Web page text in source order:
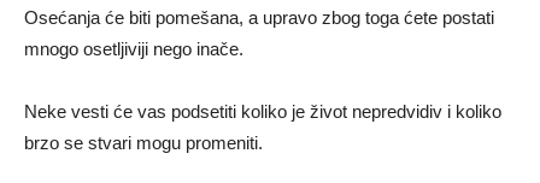
Osećanja će biti pomešana, a upravo zbog toga ćete postati
mnogo osetljiviji nego inače.
Neke vesti će vas podsetiti koliko je život nepredvidiv i koliko
brzo se stvari mogu promeniti.